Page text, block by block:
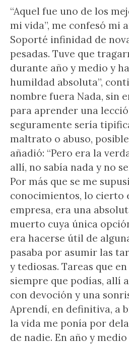
“Aquel fue uno de los
mi vida”, me confesó mi
Soporté infinidad de
pesadas. Tuve que
durante año y medio y
humildad absoluta”,
nombre fuera Nada, sin
para aprender una
seguramente sería
maltrato o abuso,
añadió: “Pero era la
allí, no sabía nada y no
Por más que se me
conocimientos, lo cierto
empresa, era una
muerto cuya única
era hacerse útil de
pasaba por asumir las
y tediosas. Tareas que
siempre que podías, allí
con devoción y una
Aprendí, en definitiva, a
la vida me ponía por
de nadie. En año y